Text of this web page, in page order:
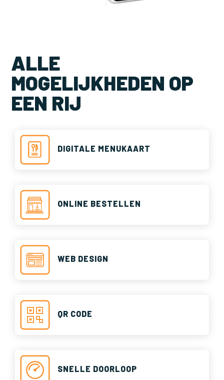
ALLE
MOGELIJKHEDEN OP
EEN RIJ
DIGITALE MENUKAART
ONLINE BESTELLEN
WEB DESIGN
QR CODE
SNELLE DOORLOOP